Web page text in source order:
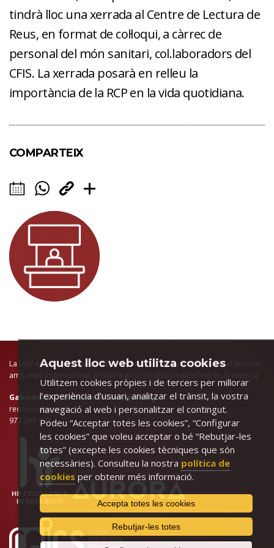
tindrà lloc una xerrada al Centre de Lectura de
Reus, en format de col·loqui, a càrrec de
personal del món sanitari, col.laboradors del
CFIS. La xerrada posarà en relleu la
importància de la RCP en la vida quotidiana.
COMPARTEIX
La URV és la universitat pública del sud de Catalunya, arrelada al territori,
amb visió internacional, pròxima en la docència i excel·lent en la recerca.
Gabinet de Comunicació i Màrqueting
redaccio@urv.cat
977 297 975
Aquest lloc web utilitza cookies
Utilitzem cookies pròpies i de tercers per millorar
l’experiència d’usuari, analitzar el trànsit, la vostra
navegació al web i personalitzar el contingut.
Podeu “Acceptar totes les cookies”, “Configurar
les cookies” que voleu acceptar o bé “Rebutjar-les
totes” (excepte les cookies tècniques que són
necessàries). Consulteu la nostra política de
cookies per obtenir més informació.
Accepta totes les cookies
Rebutjar-les totes